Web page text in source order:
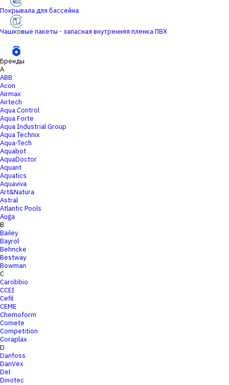
Покрывала для бассейна
Чашковые пакеты - запасная внутренняя пленка ПВХ
Бренды
A
ABB
Acon
Airmax
Airtech
Aqua Control
Aqua Forte
Aqua Industrial Group
Aqua Technix
Aqua-Tech
Aquabot
AquaDoctor
Aquant
Aquatics
Aquaviva
Art&Natura
Astral
Atlantic Pools
Auga
B
Bailey
Bayrol
Behncke
Bestway
Bowman
C
Carobbio
CCEI
Cefil
CEME
Chemoform
Comete
Competition
Coraplax
D
Danfoss
DanVex
Del
Dinotec